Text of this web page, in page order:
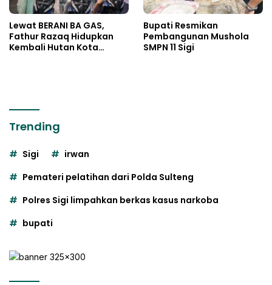
Lewat BERANI BA GAS,
Fathur Razaq Hidupkan
Kembali Hutan Kota
Bupati Resmikan
Pembangunan Mushola
SMPN 11 Sigi
Trending
Sigi
irwan
Pemateri pelatihan dari Polda Sulteng
Polres Sigi limpahkan berkas kasus narkoba
bupati